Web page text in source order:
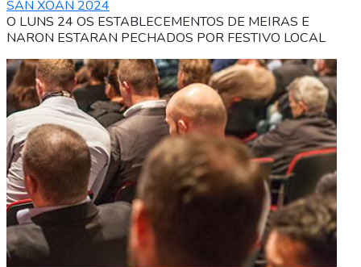
SAN XOAN 2024
O LUNS 24 OS ESTABLECEMENTOS DE MEIRAS E
NARON ESTARAN PECHADOS POR FESTIVO LOCAL